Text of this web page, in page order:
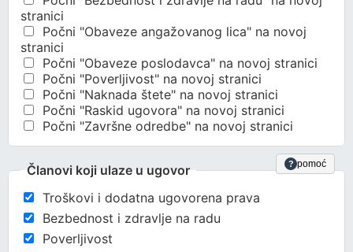
stranici
stranici
Počni "Obaveze poslodavca" na novoj stranici
Počni "Poverljivost" na novoj stranici
Počni "Naknada štete" na novoj stranici
Počni "Raskid ugovora" na novoj stranici
Počni "Završne odredbe" na novoj stranici
? pomoć
Članovi koji ulaze u ugovor
Troškovi i dodatna ugovorena prava
Bezbednost i zdravlje na radu
Poverljivost